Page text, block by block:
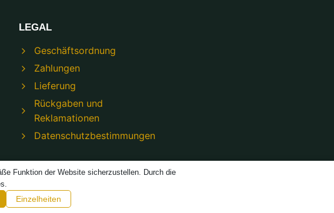
LEGAL
Geschäftsordnung
Zahlungen
Lieferung
Rückgaben und
Reklamationen
Datenschutzbestimmungen
Funktion der Website sicherzustellen. Durch die
Einzelheiten